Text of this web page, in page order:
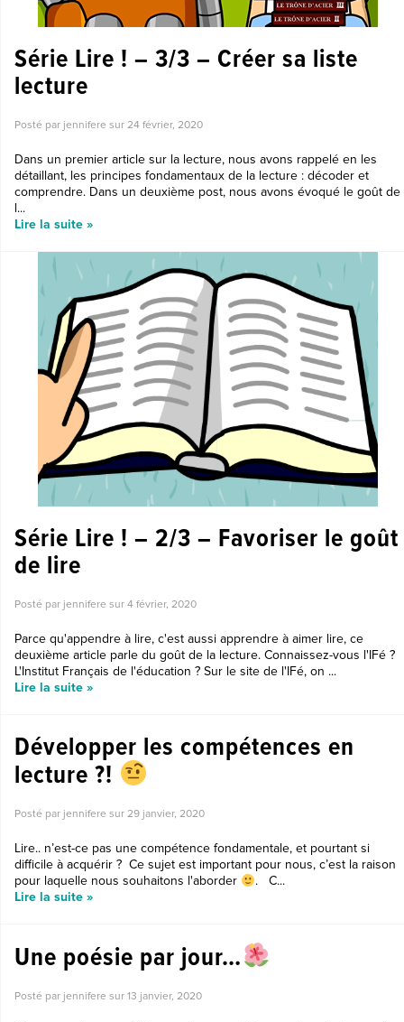
Série Lire ! – 3/3 – Créer sa liste
lecture
Posté par jennifere sur 24 février, 2020
Dans un premier article sur la lecture, nous avons rappelé en les
détaillant, les principes fondamentaux de la lecture : décoder et
comprendre. Dans un deuxième post, nous avons évoqué le goût de
l...
Lire la suite »
Série Lire ! – 2/3 – Favoriser le goût
de lire
Posté par jennifere sur 4 février, 2020
Parce qu'appendre à lire, c'est aussi apprendre à aimer lire, ce
deuxième article parle du goût de la lecture. Connaissez-vous l'IFé ?
L'Institut Français de l'éducation ? Sur le site de l'IFé, on ...
Lire la suite »
Développer les compétences en
lecture ?!
Posté par jennifere sur 29 janvier, 2020
Lire.. n’est-ce pas une compétence fondamentale, et pourtant si
difficile à acquérir ? Ce sujet est important pour nous, c’est la raison
pour laquelle nous souhaitons l'aborder
. C...
Lire la suite »
Une poésie par jour…
Posté par jennifere sur 13 janvier, 2020